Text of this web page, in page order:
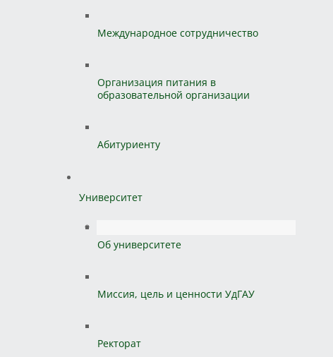
Международное сотрудничество
Организация питания в
образовательной организации
Абитуриенту
Университет
Об университете
Миссия, цель и ценности УдГАУ
Ректорат